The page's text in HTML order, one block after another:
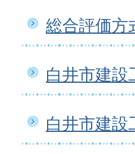
総合評価方
白井市建設
白井市建設